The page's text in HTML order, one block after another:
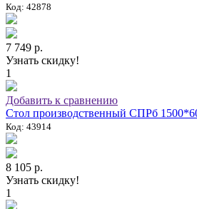
Код: 42878
7 749 р.
Узнать скидку!
1
Добавить к сравнению
Стол производственный СПРб
Код: 43914
8 105 р.
Узнать скидку!
1